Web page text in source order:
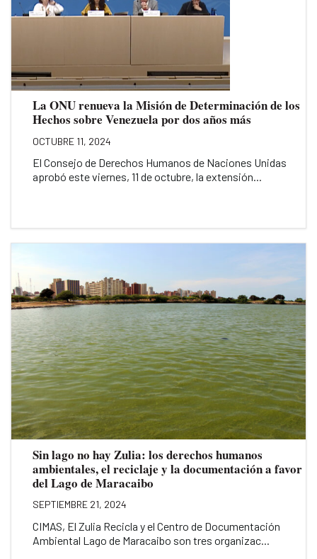
La ONU renueva la Misión de Determinación de los
Hechos sobre Venezuela por dos años más
OCTUBRE 11, 2024
El Consejo de Derechos Humanos de Naciones Unidas
aprobó este viernes, 11 de octubre, la extensión...
Sin lago no hay Zulia: los derechos humanos
ambientales, el reciclaje y la documentación a favor
del Lago de Maracaibo
SEPTIEMBRE 21, 2024
CIMAS, El Zulia Recicla y el Centro de Documentación
Ambiental Lago de Maracaibo son tres organizac...